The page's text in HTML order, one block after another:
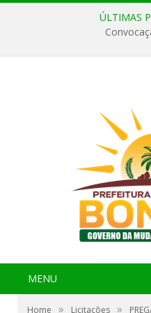
ÚLTIMAS
MENU
Home » Licitações »